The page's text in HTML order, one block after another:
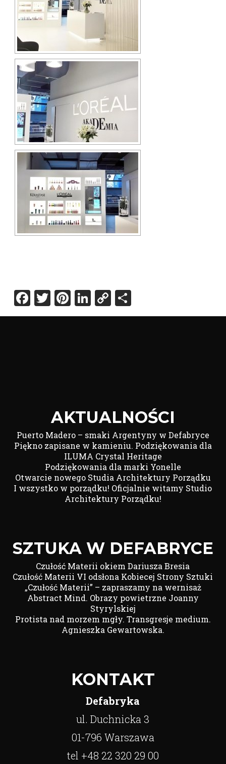
Facebook
Twitter
Pinterest
LinkedIn
Copy
Link
Share
AKTUALNOŚCI
Puerto Madero – smaki Argentyny w Defabryce
Piękno zapisane w kamieniu. Podziękowania dla
ILUMA Crystal Heritage
Podziękowania dla marki Yonelle
Otwarcie nowego Studia Architektury Porządku
I wszystko w porządku! Oficjalnie witamy Studio
Architektury Porządku!
SZTUKA W DEFABRYCE
Czułość Materii okiem Dariusza Bresia
Czułość Materii VI odsłona Kobiecej Strony Sztuki
„Czułość Materii” – zapraszamy na wernisaż
Abstract Mind. Obrazy powietrzne Joanny
Styrylskiej
Protista nad morzem mgły. Transgresje medium.
Agnieszka Gewartowska.
KONTAKT
Defabryka
ul. Duchnicka 3
01-796 Warszawa
tel +48 22 320 29 00